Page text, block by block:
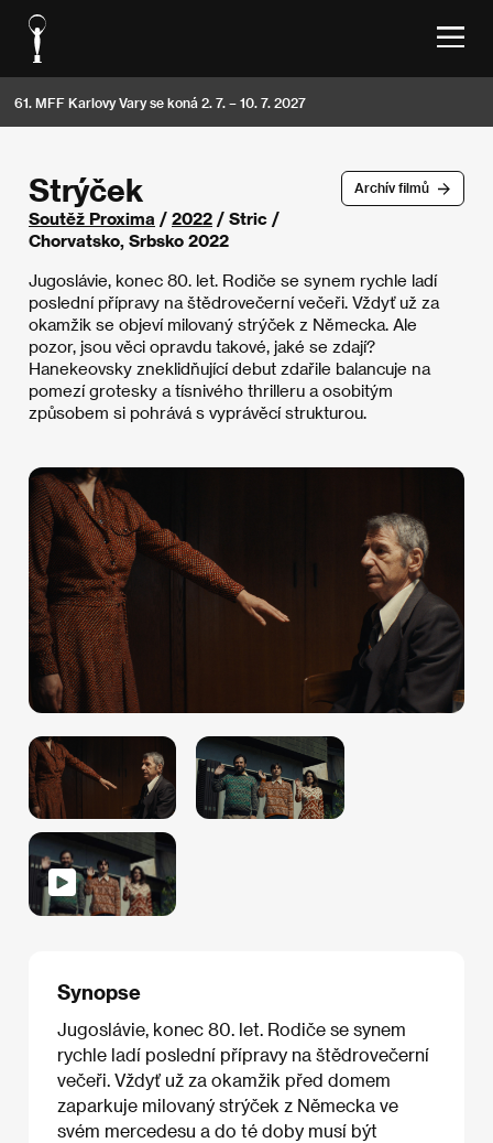
61. MFF Karlovy Vary se koná 2. 7. – 10. 7. 2027
Archív filmů
Strýček
Soutěž Proxima / 2022 / Stric /
Chorvatsko, Srbsko 2022
Jugoslávie, konec 80. let. Rodiče se synem rychle ladí
poslední přípravy na štědrovečerní večeři. Vždyť už za
okamžik se objeví milovaný strýček z Německa. Ale
pozor, jsou věci opravdu takové, jaké se zdají?
Hanekeovsky zneklidňující debut zdařile balancuje na
pomezí grotesky a tísnivého thrilleru a osobitým
způsobem si pohrává s vyprávěcí strukturou.
Synopse
Jugoslávie, konec 80. let. Rodiče se synem
rychle ladí poslední přípravy na štědrovečerní
večeři. Vždyť už za okamžik před domem
zaparkuje milovaný strýček z Německa ve
svém mercedesu a do té doby musí být